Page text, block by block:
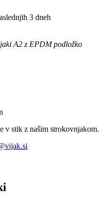
3 dneh
A2 z EPDM podložko
v stik z našim strokovnjakom.